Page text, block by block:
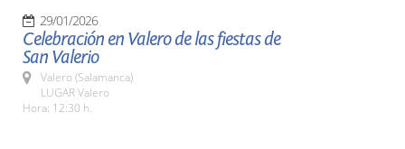
29/01/2026
Celebración en Valero de las fiestas de
San Valerio
Valero (Salamanca)
LUGAR Valero
Hora: 12:30 h.